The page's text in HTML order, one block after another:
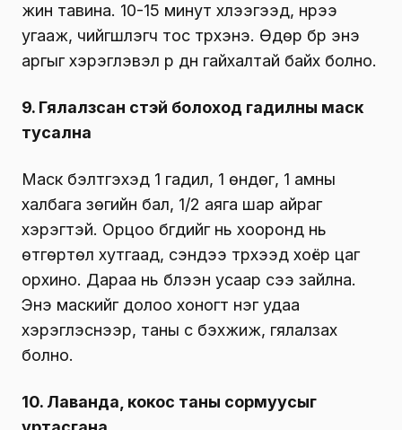
жин тавина. 10-15 минут хүлээгээд, нүүрээ
угааж, чийгшүүлэгч тос түрхэнэ. Өдөр бүр энэ
аргыг хэрэглэвэл үр дүн гайхалтай байх болно.
9. Гялалзсан үстэй болоход гадилны маск
тусална
Маск бэлтгэхэд 1 гадил, 1 өндөг, 1 амны
халбага зөгийн бал, 1/2 аяга шар айраг
хэрэгтэй. Орцоо бүгдийг нь хооронд нь
өтгөртөл хутгаад, үсэндээ түрхээд хоёр цаг
орхино. Дараа нь бүлээн усаар үсээ зайлна.
Энэ маскийг долоо хоногт нэг удаа
хэрэглэснээр, таны үс бэхжиж, гялалзах
болно.
10. Лаванда, кокос таны сормуусыг